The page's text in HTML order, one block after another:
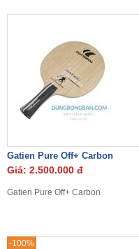
Gatien Pure Off+ Carbon
Giá: 2.500.000 đ
Gatien Pure Off+ Carbon
-100%